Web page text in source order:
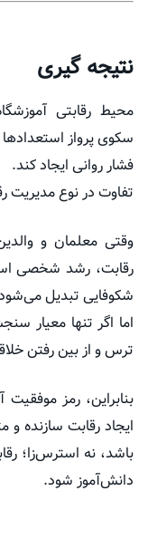
نتیجه گیری
محیط رقابتی
سکوی پرواز
فشار روانی ایجاد کند.
تفاوت در نوع مدیریت
وقتی معلمان و
رقابت، رشد شخصی
شکوفایی تبدیل
اما اگر تنها معیار
ترس و از بین رفتن
بنابراین، رمز
ایجاد رقابت سازنده
باشد، نه استرس‌زا؛
دانش‌آموز شود.